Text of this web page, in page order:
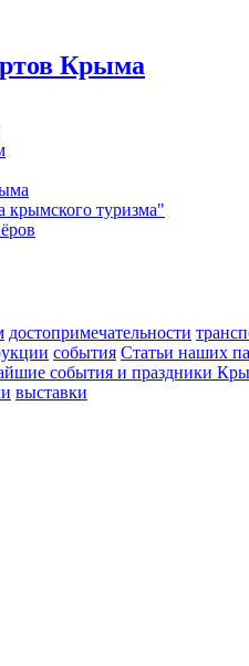
Крыма
туризма"
достопримечательности
события Статьи наших
события и праздники
выставки